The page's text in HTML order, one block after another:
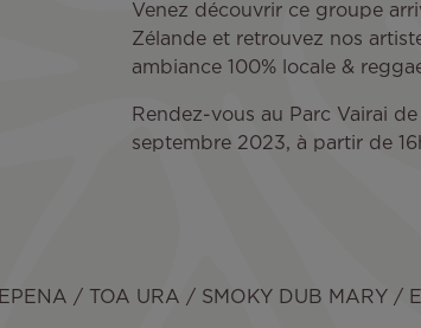
Venez découvrir ce groupe
Zélande et retrouvez nos
ambiance 100% locale &
Rendez-vous au Parc Vairai
septembre 2023, à partir de
/ TOA URA / SMOKY DUB MARY /